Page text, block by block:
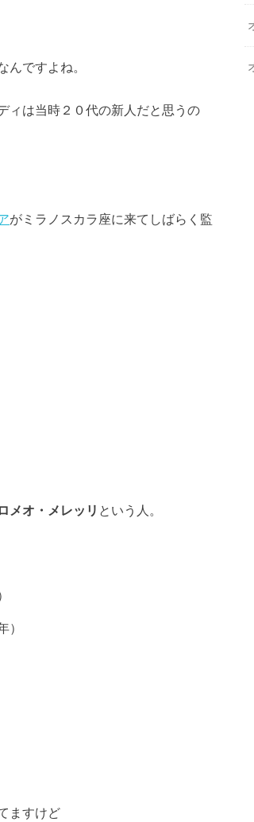
んですよね。
ィは当時２０代の新人だと思うの
がミラノスカラ座に来てしばらく監
メオ・メレッリ という人。
）
ますけど